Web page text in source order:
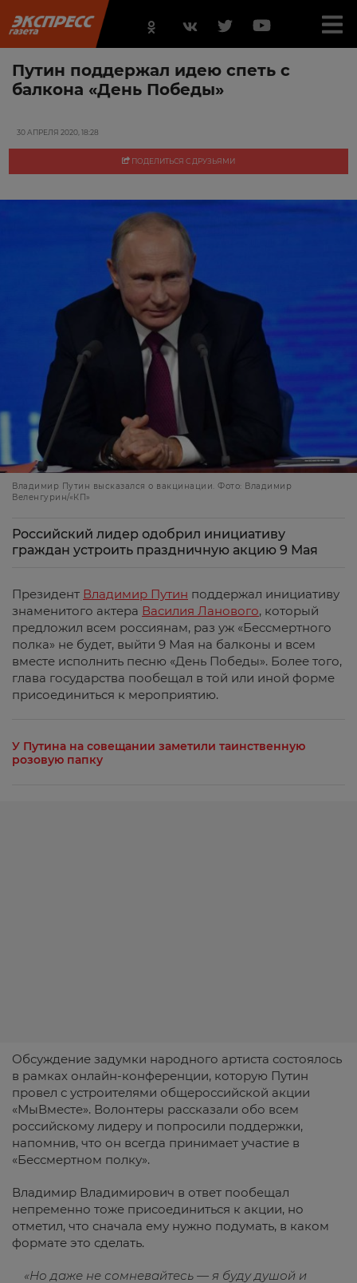
Путин поддержал идею спеть с
балкона «День Победы»
30 АПРЕЛЯ 2020, 18:28
ПОДЕЛИТЬСЯ С ДРУЗЬЯМИ
Владимир Путин высказался о вакцинации. Фото: Владимир
Веленгурин/«КП»
Российский лидер одобрил инициативу
граждан устроить праздничную акцию 9 Мая
Президент Владимир Путин поддержал инициативу
знаменитого актера Василия Ланового, который
предложил всем россиянам, раз уж «Бессмертного
полка» не будет, выйти 9 Мая на балконы и всем
вместе исполнить песню «День Победы». Более того,
глава государства пообещал в той или иной форме
присоединиться к мероприятию.
У Путина на совещании заметили таинственную
розовую папку
Обсуждение задумки народного артиста состоялось
в рамках онлайн-конференции, которую Путин
провел с устроителями общероссийской акции
«МыВместе». Волонтеры рассказали обо всем
российскому лидеру и попросили поддержки,
напомнив, что он всегда принимает участие в
«Бессмертном полку».
Владимир Владимирович в ответ пообещал
непременно тоже присоединиться к акции, но
отметил, что сначала ему нужно подумать, в каком
формате это сделать.
«Но даже не сомневайтесь — я буду душой и